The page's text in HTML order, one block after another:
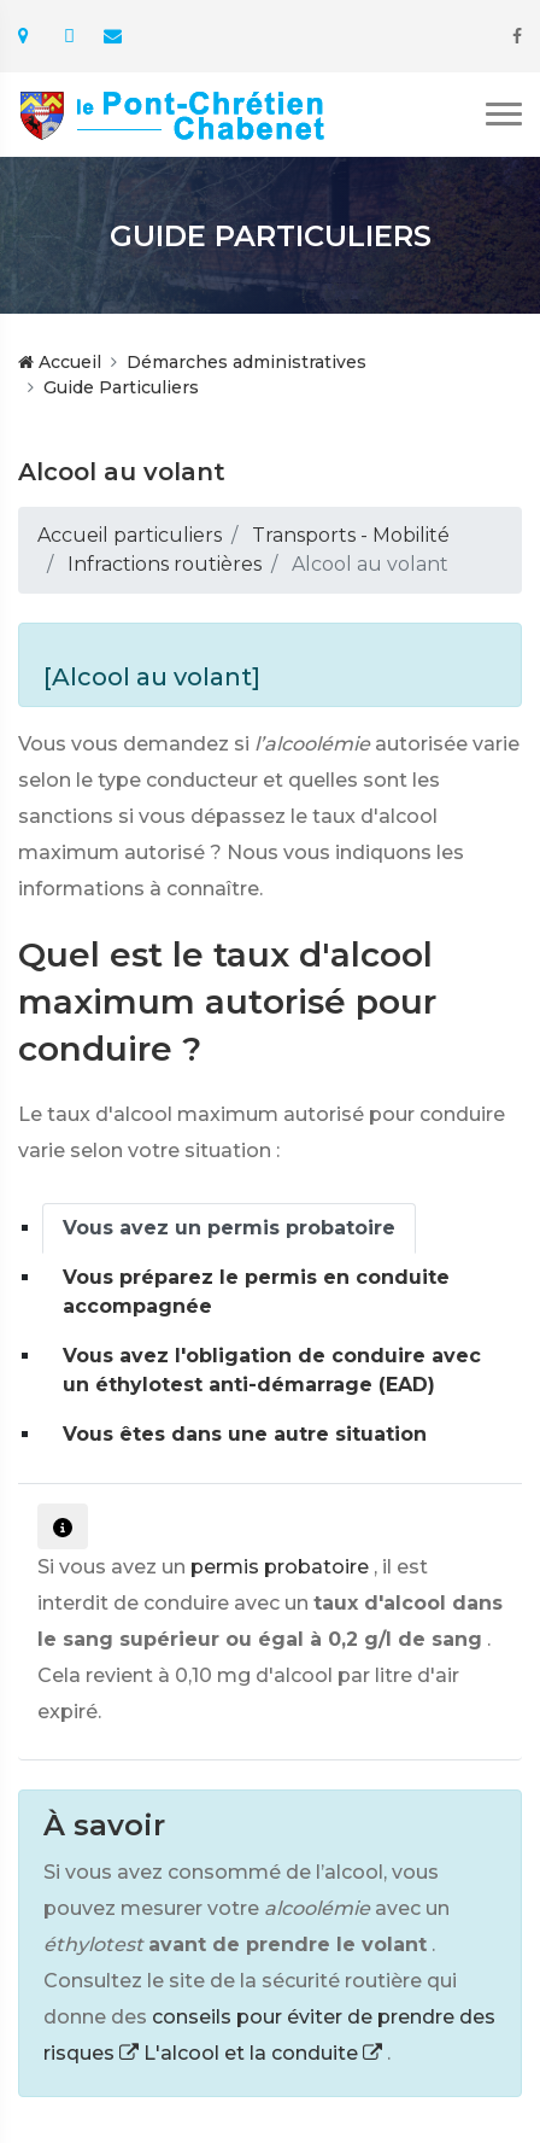
GUIDE PARTICULIERS
Accueil
Démarches administratives
Guide Particuliers
Alcool au volant
Accueil particuliers
Transports - Mobilité
Infractions routières
Alcool au volant
[Alcool au volant]
Vous vous demandez si l’alcoolémie autorisée varie
selon le type conducteur et quelles sont les
sanctions si vous dépassez le taux d'alcool
maximum autorisé ? Nous vous indiquons les
informations à connaître.
Quel est le taux d'alcool
maximum autorisé pour
conduire ?
Le taux d'alcool maximum autorisé pour conduire
varie selon votre situation :
Vous avez un permis probatoire
Vous préparez le permis en conduite
accompagnée
Vous avez l'obligation de conduire avec
un éthylotest anti-démarrage (EAD)
Vous êtes dans une autre situation
Si vous avez un permis probatoire , il est
interdit de conduire avec un taux d'alcool dans
le sang supérieur ou égal à 0,2 g/l de sang .
Cela revient à 0,10 mg d'alcool par litre d'air
expiré.
À savoir
Si vous avez consommé de l’alcool, vous
pouvez mesurer votre alcoolémie avec un
éthylotest avant de prendre le volant .
Consultez le site de la sécurité routière qui
donne des conseils pour éviter de prendre des
risques
L'alcool et la conduite .